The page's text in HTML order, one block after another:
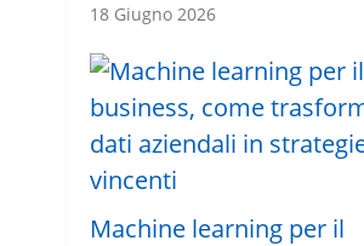
18 Giugno 2026
Machine learning per il